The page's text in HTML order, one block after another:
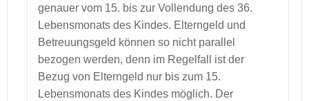
genauer vom 15. bis zur Vollendung des 36.
Lebensmonats des Kindes. Elterngeld und
Betreuungsgeld können so nicht parallel
bezogen werden, denn im Regelfall ist der
Bezug von Elterngeld nur bis zum 15.
Lebensmonats des Kindes möglich. Der